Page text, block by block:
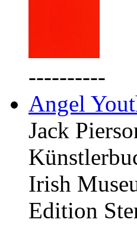
----------
Angel
Jack
Irish
Edition